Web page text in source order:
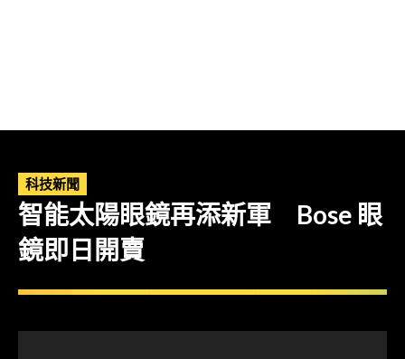
科技新聞
智能太陽眼鏡再添新軍 Bose 眼
鏡即日開賣